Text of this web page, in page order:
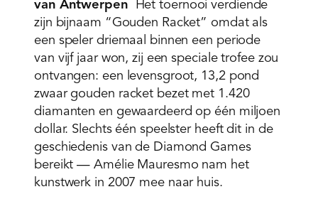
van Antwerpen Het toernooi verdiende
zijn bijnaam “Gouden Racket” omdat als
een speler driemaal binnen een periode
van vijf jaar won, zij een speciale trofee zou
ontvangen: een levensgroot, 13,2 pond
zwaar gouden racket bezet met 1.420
diamanten en gewaardeerd op één miljoen
dollar. Slechts één speelster heeft dit in de
geschiedenis van de Diamond Games
bereikt — Amélie Mauresmo nam het
kunstwerk in 2007 mee naar huis.